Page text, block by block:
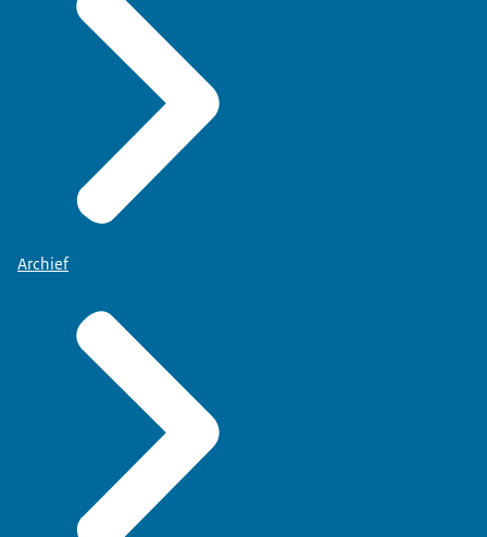
Archief